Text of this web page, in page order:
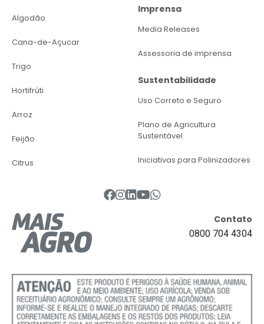
Algodão
Cana-de-Açucar
Trigo
Hortifrúti
Arroz
Feijão
Citrus
Imprensa
Media Releases
Assessoria de imprensa
Sustentabilidade
Uso Correto e Seguro
Plano de Agricultura
Sustentável
Iniciativas para Polinizadores
Contato
0800 704 4304